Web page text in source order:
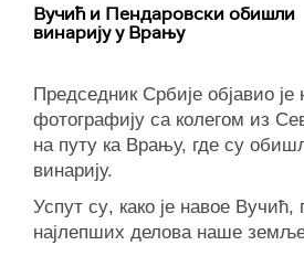
Вучић и Пендаровски обишли
винарију у Врању
Председник Србије објавио је
фотографију са колегом из
на путу ка Врању, где су
винарију.
Успут су, како је навое Вучић,
најлепших делова наше